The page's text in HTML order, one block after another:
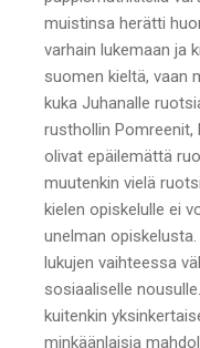
muistinsa herätti
varhain lukemaan ja
suomen kieltä, vaan
kuka Juhanalle
rusthollin Pomreenit,
olivat epäilemättä
muutenkin vielä
kielen opiskelulle ei
unelman
lukujen vaihteessa
sosiaaliselle
kuitenkin
minkäänlaisia